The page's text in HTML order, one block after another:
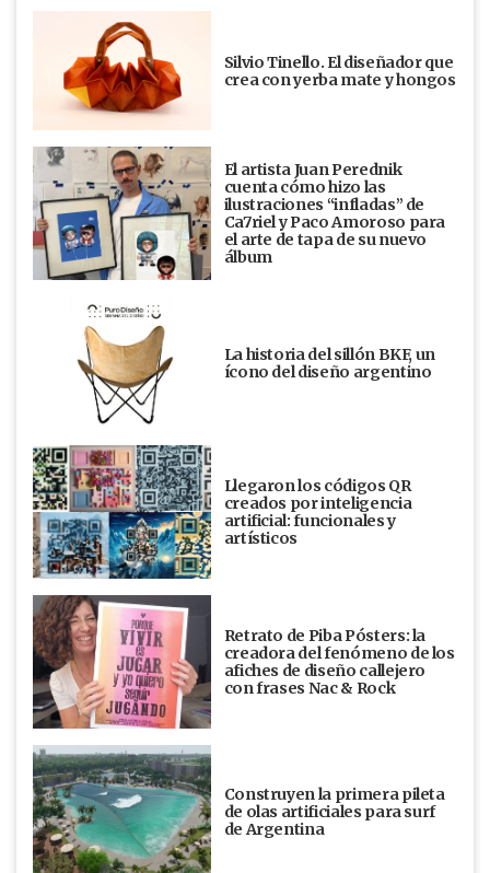
Silvio Tinello. El diseñador que
crea con yerba mate y hongos
El artista Juan Perednik
cuenta cómo hizo las
ilustraciones “infladas” de
Ca7riel y Paco Amoroso para
el arte de tapa de su nuevo
álbum
La historia del sillón BKF, un
ícono del diseño argentino
Llegaron los códigos QR
creados por inteligencia
artificial: funcionales y
artísticos
Retrato de Piba Pósters: la
creadora del fenómeno de los
afiches de diseño callejero
con frases Nac & Rock
Construyen la primera pileta
de olas artificiales para surf
de Argentina